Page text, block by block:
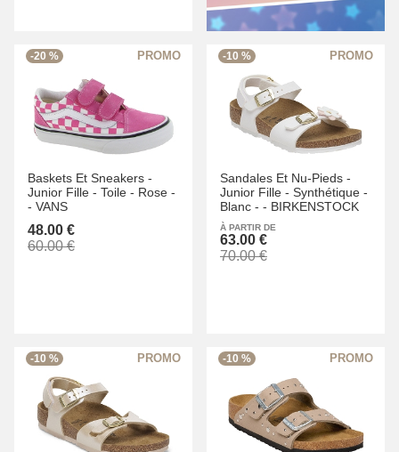
-20 %
Baskets Et Sneakers -
Junior Fille - Toile - Rose -
- VANS
48.00 €
60.00 €
-10 %
Sandales Et Nu-Pieds -
Junior Fille - Synthétique -
Blanc - - BIRKENSTOCK
À PARTIR DE
63.00 €
70.00 €
-10 % -10 %